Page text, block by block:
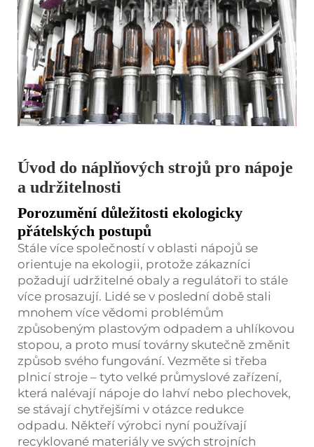
Úvod do náplňových strojů pro nápoje
a udržitelnosti
Porozumění důležitosti ekologicky
přátelských postupů
Stále více společností v oblasti nápojů se
orientuje na ekologii, protože zákazníci
požadují udržitelné obaly a regulátoři to stále
více prosazují. Lidé se v poslední době stali
mnohem více vědomi problémům
způsobeným plastovým odpadem a uhlíkovou
stopou, a proto musí továrny skutečně změnit
způsob svého fungování. Vezměte si třeba
plnicí stroje – tyto velké průmyslové zařízení,
která nalévají nápoje do lahví nebo plechovek,
se stávají chytřejšími v otázce redukce
odpadu. Někteří výrobci nyní používají
recyklované materiály ve svých strojních